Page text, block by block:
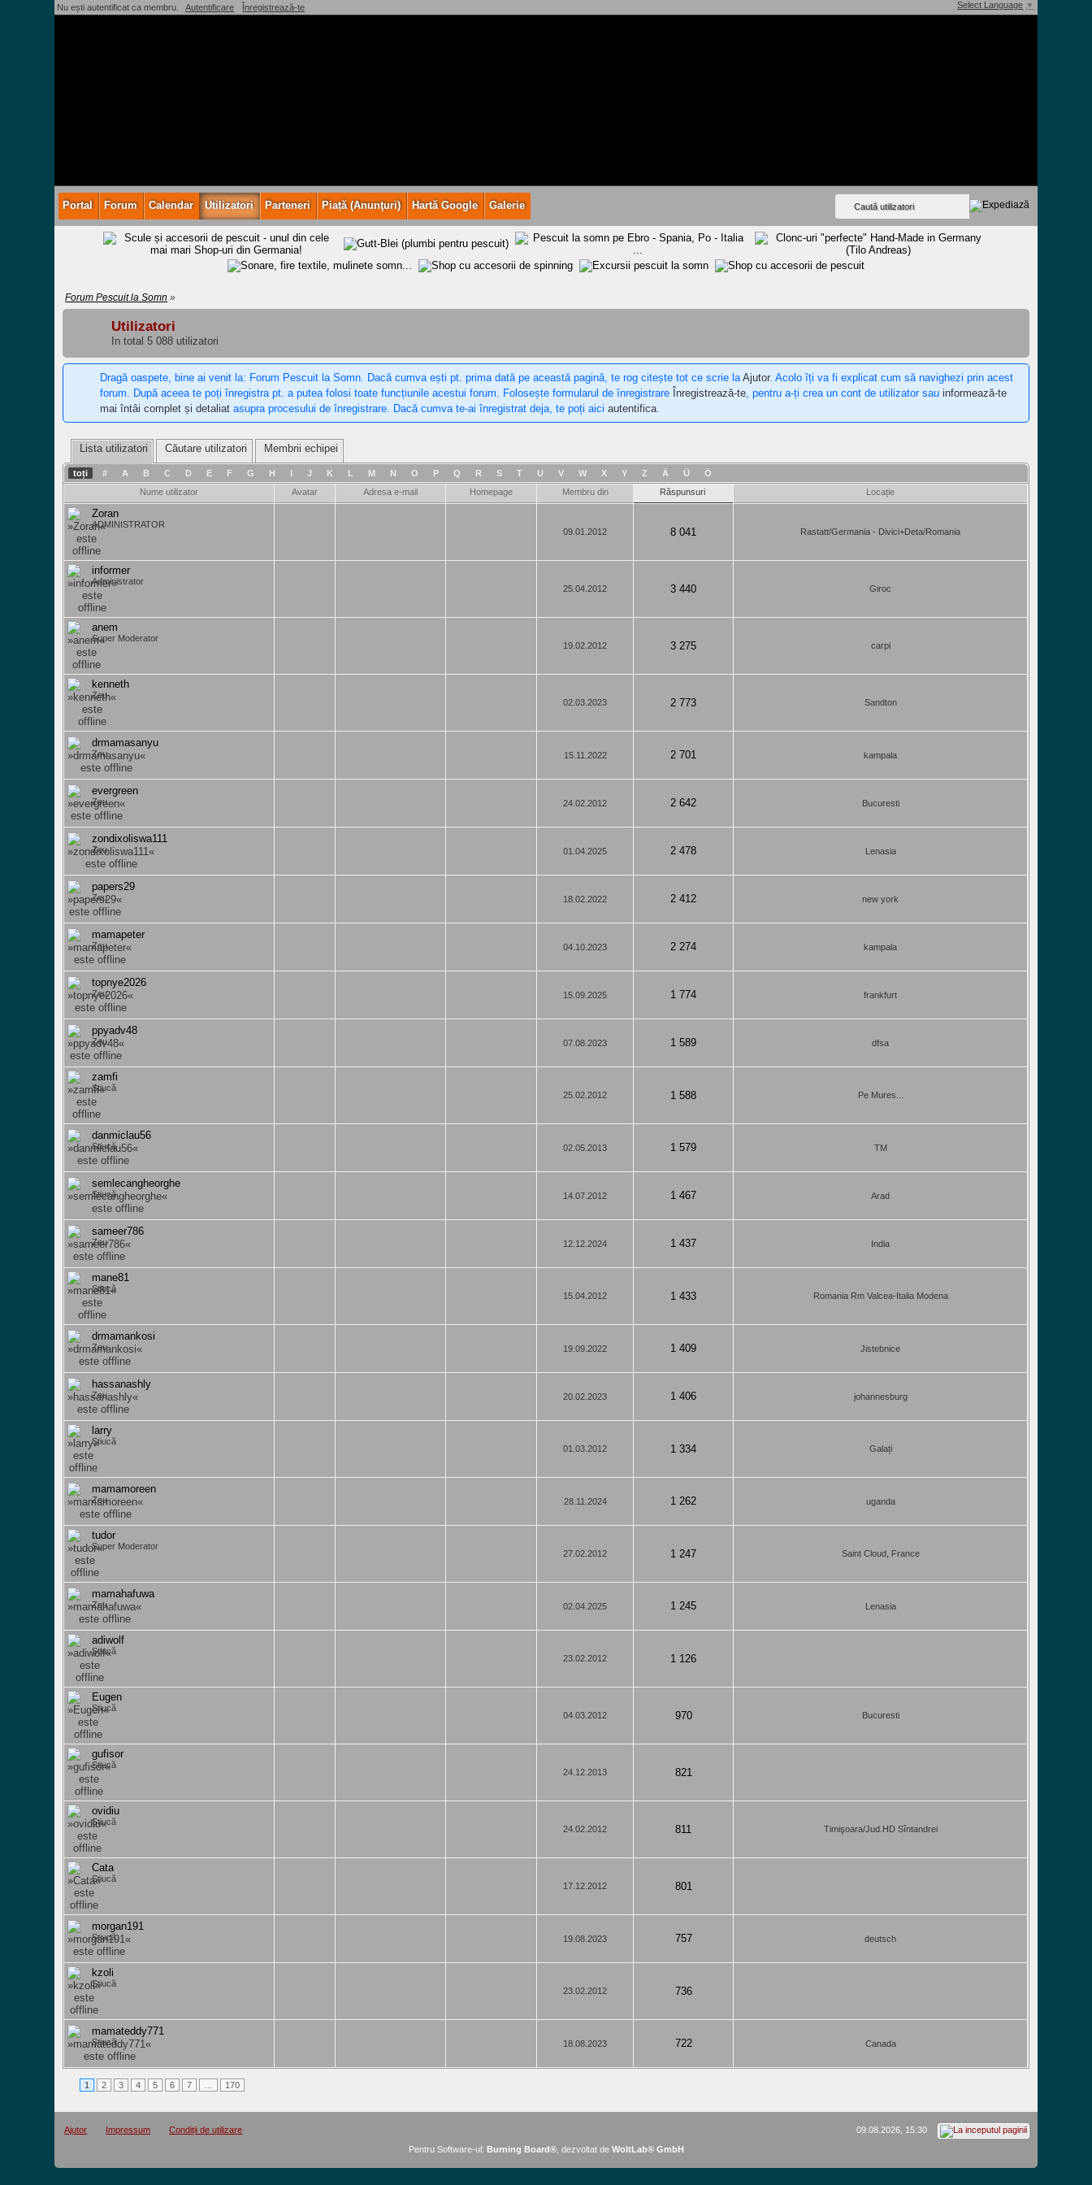
Nu ești autentificat ca membru. Autentificare Înregistrează-te Select Language ▼
Portal Forum Calendar Utilizatori Parteneri Piață (Anunţuri) Hartă Google Galerie
Forum Pescuit la Somn »
Utilizatori
In total 5 088 utilizatori
Dragă oaspete, bine ai venit la: Forum Pescuit la Somn. Dacă cumva ești pt. prima dată pe această pagină, te rog citește tot ce scrie laAjutor. Acolo îți va fi explicat cum să navighezi prin acest
forum. După aceea te poți înregistra pt. a putea folosi toate funcțiunile acestui forum. Folosește formularul de înregistrare Înregistrează-te, pentru a-ți crea un cont de utilizator sauinformează-te
mai întâi complet și detaliatasupra procesului de înregistrare. Dacă cumva te-ai înregistrat deja, te poți aiciautentifica.
Lista utilizatori Căutare utilizatori Membrii echipei
toți # A B C D E F G H I J K L M N O P Q R S T U V W X Y Z Ä Ü
Ö
Nume utilizator
Avatar Adresa e-mail Homepage Membru din Răspunsuri Locație
Zoran
ADMINISTRATOR
09.01.2012 8 041 Rastatt/Germania - Divici+Deta/Romania
informer
Administrator
25.04.2012 3 440 Giroc
anem
Super Moderator
19.02.2012 3 275 carpi
kenneth
Zeu
02.03.2023 2 773 Sandton
drmamasanyu
Zeu 15.11.2022 2 701 kampala
evergreen
Zeu 24.02.2012 2 642 Bucuresti
zondixoliswa111
Zeu 01.04.2025 2 478 Lenasia
papers29
Zeu 18.02.2022 2 412 new york
mamapeter
Zeu 04.10.2023 2 274 kampala
topnye2026
Zeu 15.09.2025 1 774 frankfurt
ppyadv48
Zeu 07.08.2023 1 589 dfsa
zamfi
Știucă
25.02.2012 1 588 Pe Mures...
danmiclau56
Știucă 02.05.2013 1 579 TM
semlecangheorghe
Știucă 14.07.2012 1 467 Arad
sameer786
Zeu 12.12.2024 1 437 India
mane81
Știucă
15.04.2012 1 433 Romania Rm Valcea-Italia Modena
drmamankosi
Zeu 19.09.2022 1 409 Jistebnice
hassanashly
Zeu 20.02.2023 1 406 johannesburg
larry
Știucă
01.03.2012 1 334 Galați
mamamoreen
Zeu 28.11.2024 1 262 uganda
tudor
Super Moderator
27.02.2012 1 247 Saint Cloud, France
mamahafuwa
Zeu 02.04.2025 1 245 Lenasia
adiwolf
Știucă
23.02.2012 1 126
Eugen
Știucă
04.03.2012 970 Bucuresti
gufisor
Știucă
24.12.2013 821
ovidiu
Știucă
24.02.2012 811 Timişoara/Jud.HD Sîntandrei
Cata
Știucă
17.12.2012 801
morgan191
Știucă 19.08.2023 757 deutsch
kzoli
Știucă
23.02.2012 736
mamateddy771
Știucă 18.08.2023 722 Canada
1 2 3 4 5 6 7 … 170
Ajutor Impressum Condiții de utilizare
09.08.2026, 15:30
Pentru Software-ul: Burning Board®, dezvoltat de WoltLab® GmbH